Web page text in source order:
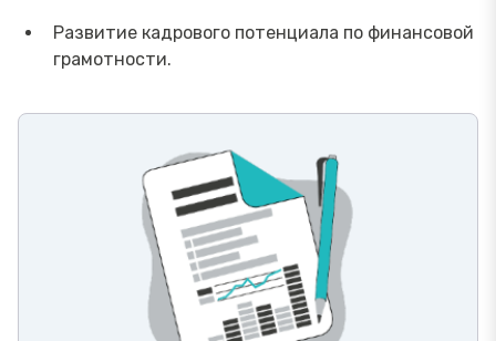
Развитие кадрового потенциала по финансовой
грамотности.